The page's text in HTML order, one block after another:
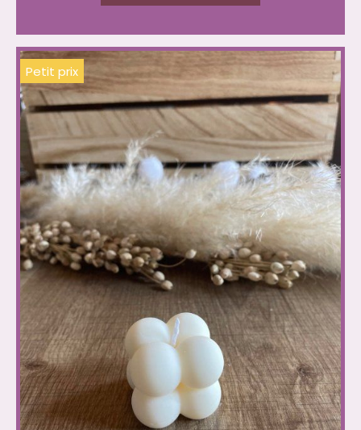
Petit prix